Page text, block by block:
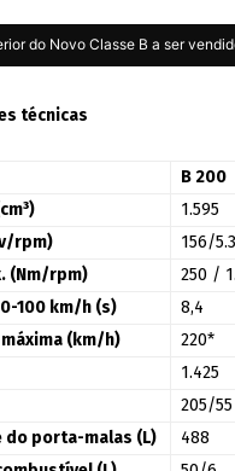
do Novo Classe B a ser
técnicas
B 200
1.595
rpm)
156/
(Nm/rpm)
250 /
100 km/h (s)
8,4
(km/h)
220*
1.425
205/55
do porta-malas (L)
488